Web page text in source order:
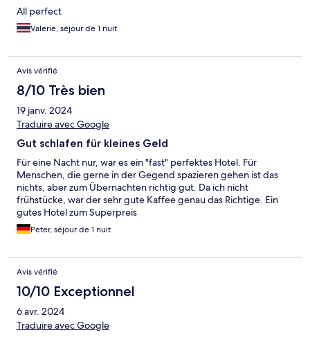
All perfect
Valerie, séjour de 1 nuit
Avis vérifié
8/10 Très bien
19 janv. 2024
Traduire avec Google
Gut schlafen für kleines Geld
Für eine Nacht nur, war es ein "fast" perfektes Hotel. Für
Menschen, die gerne in der Gegend spazieren gehen ist das
nichts, aber zum Übernachten richtig gut. Da ich nicht
frühstücke, war der sehr gute Kaffee genau das Richtige. Ein
gutes Hotel zum Superpreis
Peter, séjour de 1 nuit
Avis vérifié
10/10 Exceptionnel
6 avr. 2024
Traduire avec Google